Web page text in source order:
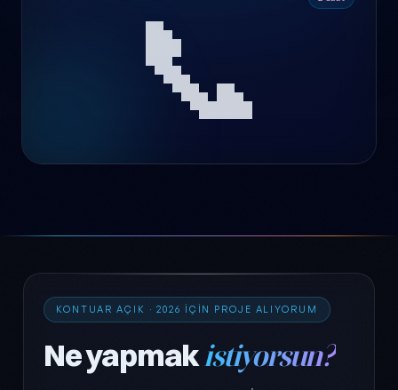
📞
KONTUAR AÇIK · 2026 IÇIN PROJE ALIYORUM
Ne yapmakistiyorsun?